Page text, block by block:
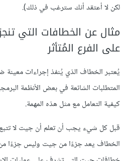
لكن لا أعتقد أنك سترغب في ذلك).
مثال عن الخطافات التي
على الفرع المُتأثر
يُعتبر الخطاف الذي يُنفذ إجراءات
المتطلبات الشائعة في بعض الأنظمة
كيفية التعامل مع مثل هذه المهمة.
قبل كل شيء يجب أن تعلم أن جيت لا تتبع
الخطاف يعد جزءًا من جيت وليس جزءًا